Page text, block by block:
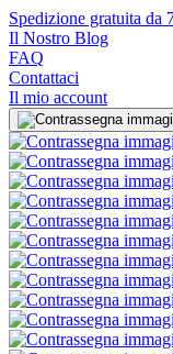
Spedizione gratuita da
Il Nostro Blog
FAQ
Contattaci
Il mio account